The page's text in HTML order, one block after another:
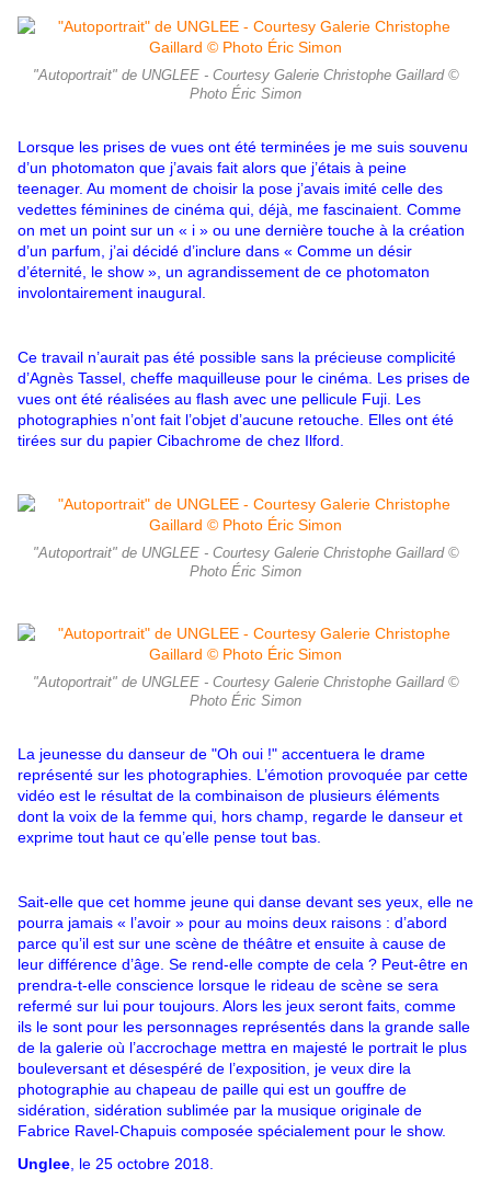
"Autoportrait" de UNGLEE - Courtesy Galerie Christophe Gaillard ©
Photo Éric Simon
Lorsque les prises de vues ont été terminées je me suis souvenu
d’un photomaton que j’avais fait alors que j’étais à peine
teenager. Au moment de choisir la pose j’avais imité celle des
vedettes féminines de cinéma qui, déjà, me fascinaient. Comme
on met un point sur un « i » ou une dernière touche à la création
d’un parfum, j’ai décidé d’inclure dans « Comme un désir
d’éternité, le show », un agrandissement de ce photomaton
involontairement inaugural.
Ce travail n’aurait pas été possible sans la précieuse complicité
d’Agnès Tassel, cheffe maquilleuse pour le cinéma. Les prises de
vues ont été réalisées au flash avec une pellicule Fuji. Les
photographies n’ont fait l’objet d’aucune retouche. Elles ont été
tirées sur du papier Cibachrome de chez Ilford.
"Autoportrait" de UNGLEE - Courtesy Galerie Christophe Gaillard ©
Photo Éric Simon
"Autoportrait" de UNGLEE - Courtesy Galerie Christophe Gaillard ©
Photo Éric Simon
La jeunesse du danseur de "Oh oui !" accentuera le drame
représenté sur les photographies. L’émotion provoquée par cette
vidéo est le résultat de la combinaison de plusieurs éléments
dont la voix de la femme qui, hors champ, regarde le danseur et
exprime tout haut ce qu’elle pense tout bas.
Sait-elle que cet homme jeune qui danse devant ses yeux, elle ne
pourra jamais « l’avoir » pour au moins deux raisons : d’abord
parce qu’il est sur une scène de théâtre et ensuite à cause de
leur différence d’âge. Se rend-elle compte de cela ? Peut-être en
prendra-t-elle conscience lorsque le rideau de scène se sera
refermé sur lui pour toujours. Alors les jeux seront faits, comme
ils le sont pour les personnages représentés dans la grande salle
de la galerie où l’accrochage mettra en majesté le portrait le plus
bouleversant et désespéré de l’exposition, je veux dire la
photographie au chapeau de paille qui est un gouffre de
sidération, sidération sublimée par la musique originale de
Fabrice Ravel-Chapuis composée spécialement pour le show.
Unglee , le 25 octobre 2018.